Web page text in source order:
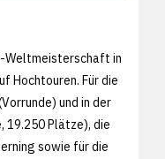
Weltmeisterschaft in
Hochtouren. Für die
und in der
19.250 Plätze), die
sowie für die